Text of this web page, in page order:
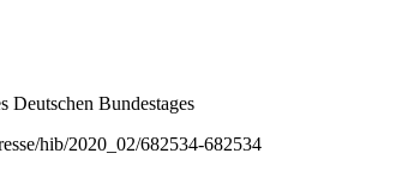
Deutschen Bundestages
hib/2020_02/682534-682534